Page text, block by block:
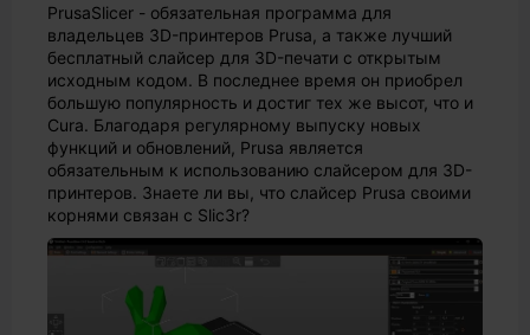
PrusaSlicer - обязательная программа для
владельцев 3D-принтеров Prusa, а также лучший
бесплатный слайсер для 3D-печати с открытым
исходным кодом. В последнее время он приобрел
большую популярность и достиг тех же высот, что и
Cura. Благодаря регулярному выпуску новых
функций и обновлений, Prusa является
обязательным к использованию слайсером для 3D-
принтеров. Знаете ли вы, что слайсер Prusa своими
корнями связан с Slic3r?